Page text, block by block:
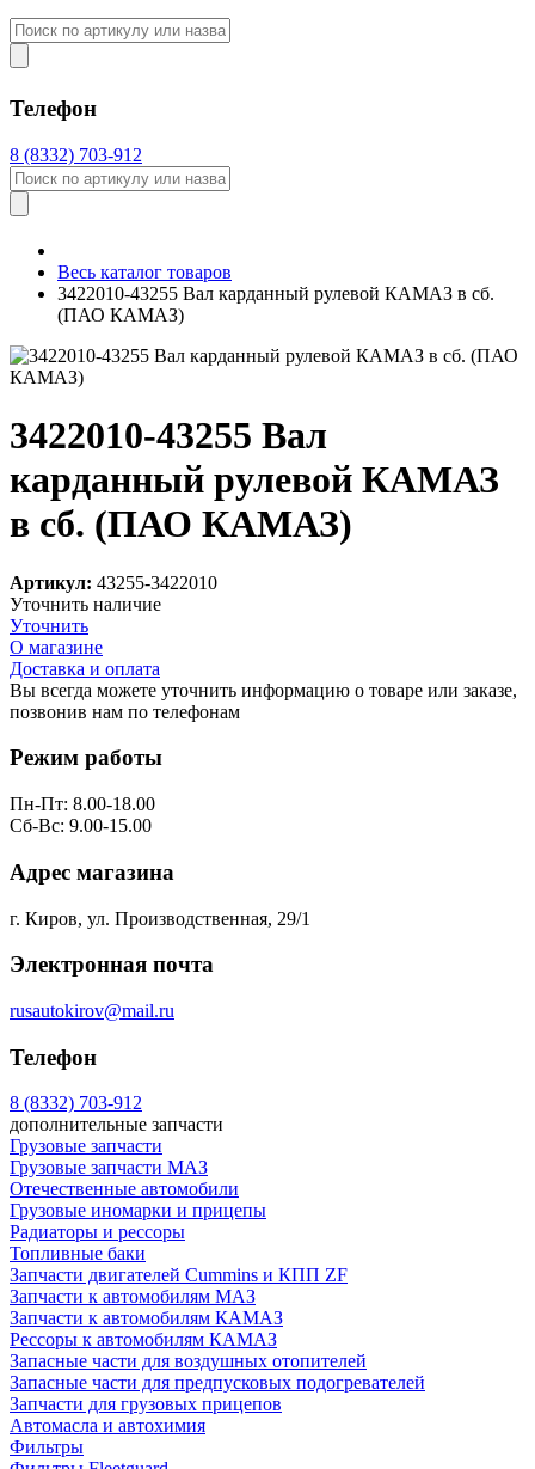
Телефон
8 (8332) 703-912
Весь каталог товаров
3422010-43255 Вал карданный рулевой КАМАЗ в сб.
(ПАО КАМАЗ)
3422010-43255 Вал
карданный рулевой КАМАЗ
в сб. (ПАО КАМАЗ)
Артикул: 43255-3422010
Уточнить наличие
Уточнить
О магазине
Доставка и оплата
Вы всегда можете уточнить информацию о товаре или заказе,
позвонив нам по телефонам
Режим работы
Пн-Пт: 8.00-18.00
Сб-Вс: 9.00-15.00
Адрес магазина
г. Киров, ул. Производственная, 29/1
Электронная почта
rusautokirov@mail.ru
Телефон
8 (8332) 703-912
дополнительные запчасти
Грузовые запчасти
Грузовые запчасти МАЗ
Отечественные автомобили
Грузовые иномарки и прицепы
Радиаторы и рессоры
Топливные баки
Запчасти двигателей Cummins и КПП ZF
Запчасти к автомобилям МАЗ
Запчасти к автомобилям КАМАЗ
Рессоры к автомобилям КАМАЗ
Запасные части для воздушных отопителей
Запасные части для предпусковых подогревателей
Запчасти для грузовых прицепов
Автомасла и автохимия
Фильтры